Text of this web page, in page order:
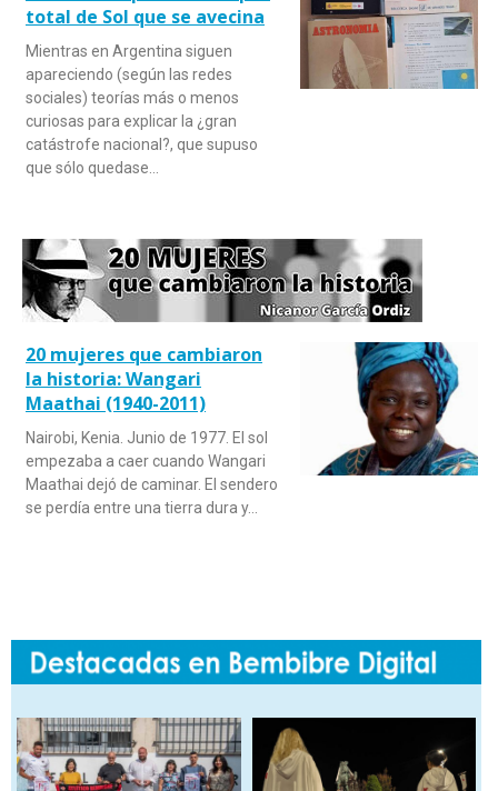
total de Sol que se avecina
Mientras en Argentina siguen
apareciendo (según las redes
sociales) teorías más o menos
curiosas para explicar la ¿gran
catástrofe nacional?, que supuso
que sólo quedase…
20 mujeres que cambiaron
la historia: Wangari
Maathai (1940-2011)
Nairobi, Kenia. Junio de 1977. El sol
empezaba a caer cuando Wangari
Maathai dejó de caminar. El sendero
se perdía entre una tierra dura y…